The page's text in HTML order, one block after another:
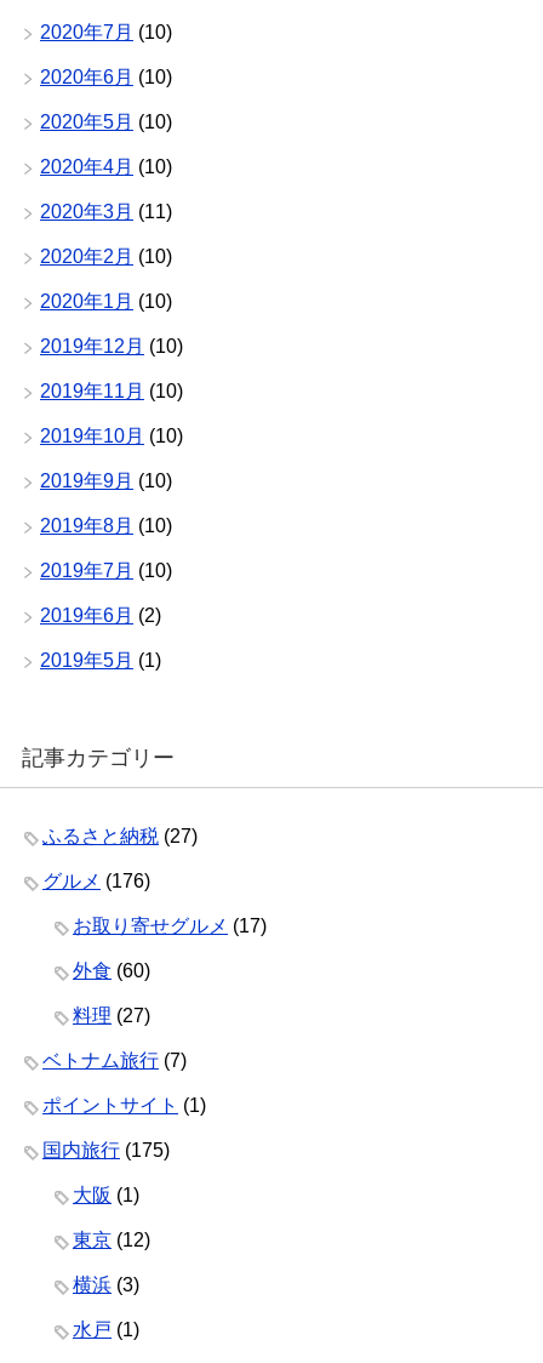
2020年7月 (10)
2020年6月 (10)
2020年5月 (10)
2020年4月 (10)
2020年3月 (11)
2020年2月 (10)
2020年1月 (10)
2019年12月 (10)
2019年11月 (10)
2019年10月 (10)
2019年9月 (10)
2019年8月 (10)
2019年7月 (10)
2019年6月 (2)
2019年5月 (1)
記事カテゴリー
ふるさと納税 (27)
グルメ (176)
お取り寄せグルメ (17)
外食 (60)
料理 (27)
ベトナム旅行 (7)
ポイントサイト (1)
国内旅行 (175)
大阪 (1)
東京 (12)
横浜 (3)
水戸 (1)